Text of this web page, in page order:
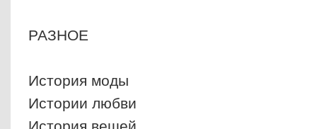
РАЗНОЕ
История моды
Истории любви